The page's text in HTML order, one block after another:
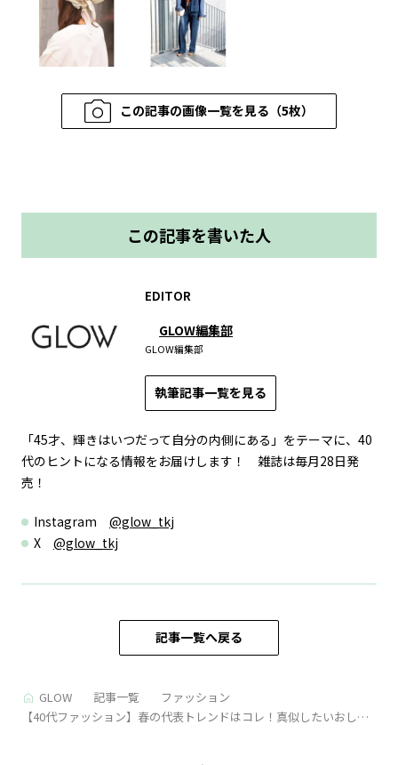
この記事の画像一覧を見る（5枚）
この記事を書いた人
EDITOR
GLOW編集部
GLOW編集部
執筆記事一覧を見る
「45才、輝きはいつだって自分の内側にある」をテーマに、40
代のヒントになる情報をお届けします！ 雑誌は毎月28日発
売！
Instagram @glow_tkj
X @glow_tkj
記事一覧へ戻る
GLOW 記事一覧
ファッション
【40代ファッション】春の代表トレンドはコレ！真似したいおしゃ